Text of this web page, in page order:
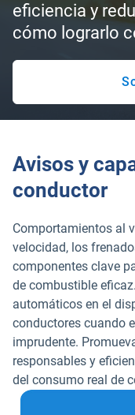
eficiencia y
cómo lograrlo
Avisos y
conductor
Comportamientos al
velocidad, los
componentes clave
de combustible
automáticos en el
conductores cuando
imprudente.
responsables y
del consumo real de